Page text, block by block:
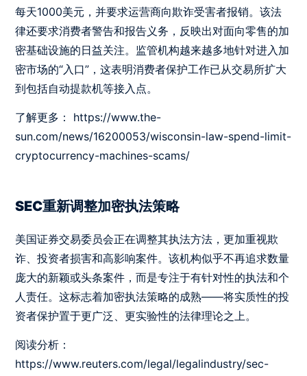
每天1000美元，并要求运营商向欺诈受害者报销。该法
律还要求消费者警告和报告义务，反映出对面向零售的加
密基础设施的日益关注。监管机构越来越多地针对进入加
密市场的“入口”，这表明消费者保护工作已从交易所扩大
到包括自动提款机等接入点。
了解更多：
https://www.the-
sun.com/news/16200053/wisconsin-law-spend-limit-
cryptocurrency-machines-scams/
SEC重新调整加密执法策略
美国证券交易委员会正在调整其执法方法，更加重视欺
诈、投资者损害和高影响案件。该机构似乎不再追求数量
庞大的新颖或头条案件，而是专注于有针对性的执法和个
人责任。这标志着加密执法策略的成熟——将实质性的投
资者保护置于更广泛、更实验性的法律理论之上。
阅读分析：
https://www.reuters.com/legal/legalindustry/sec-